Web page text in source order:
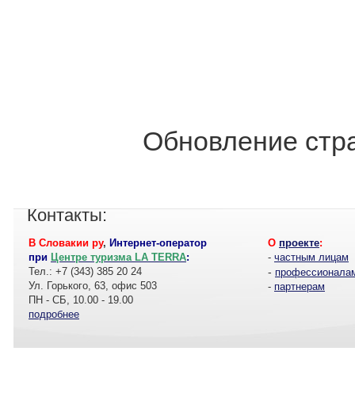
Обновление
Контакты:
В Словакии ру, Интернет-оператор
при Центре туризма LA TERRA:
Тел.: +7 (343) 385 20 24
Ул. Горького, 63, офис 503
ПН - СБ, 10.00 - 19.00
подробнее
О проекте:
- частным лицам
-
- партнерам